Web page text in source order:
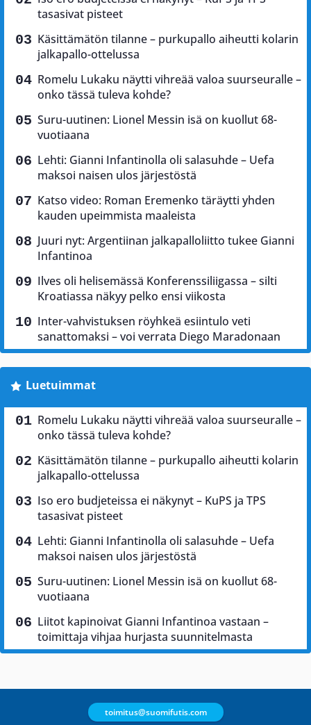
tasasivat pisteet
Käsittämätön tilanne – purkupallo aiheutti kolarin
jalkapallo-ottelussa
Romelu Lukaku näytti vihreää valoa suurseuralle –
onko tässä tuleva kohde?
Suru-uutinen: Lionel Messin isä on kuollut 68-
vuotiaana
Lehti: Gianni Infantinolla oli salasuhde – Uefa
maksoi naisen ulos järjestöstä
Katso video: Roman Eremenko täräytti yhden
kauden upeimmista maaleista
Juuri nyt: Argentiinan jalkapalloliitto tukee Gianni
Infantinoa
Ilves oli helisemässä Konferenssiliigassa – silti
Kroatiassa näkyy pelko ensi viikosta
Inter-vahvistuksen röyhkeä esiintulo veti
sanattomaksi – voi verrata Diego Maradonaan
Luetuimmat
Romelu Lukaku näytti vihreää valoa suurseuralle –
onko tässä tuleva kohde?
Käsittämätön tilanne – purkupallo aiheutti kolarin
jalkapallo-ottelussa
Iso ero budjeteissa ei näkynyt – KuPS ja TPS
tasasivat pisteet
Lehti: Gianni Infantinolla oli salasuhde – Uefa
maksoi naisen ulos järjestöstä
Suru-uutinen: Lionel Messin isä on kuollut 68-
vuotiaana
Liitot kapinoivat Gianni Infantinoa vastaan –
toimittaja vihjaa hurjasta suunnitelmasta
toimitus@suomifutis.com